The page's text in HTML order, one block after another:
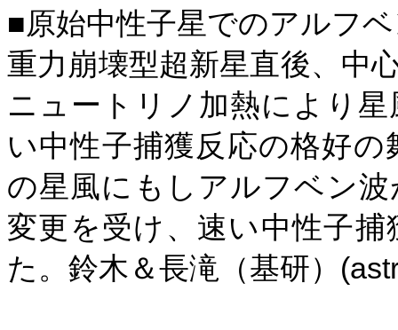
■原始中性子星でのアルフ
重力崩壊型超新星直後、中
ニュートリノ加熱により
い中性子捕獲反応の格好
の星風にもしアルフベン
変更を受け、速い中性子
た。鈴木＆長滝（基研）